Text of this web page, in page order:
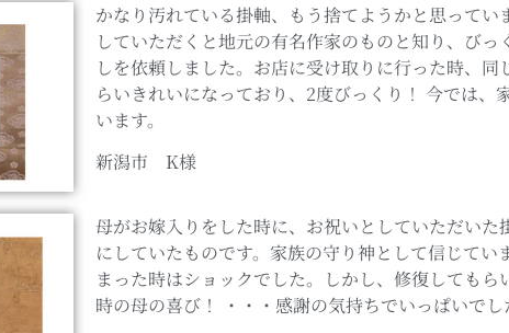
かなり汚れている掛軸、もう捨てようかと思ってい
していただくと地元の有名作家のものと知り、びっ
しを依頼しました。お店に受け取りに行った時、同
らいきれいになっており、2度びっくり！ 今では、
います。
新潟市 K様
母がお嫁入りをした時に、お祝いとしていただいた
にしていたものです。家族の守り神として信じてい
まった時はショックでした。しかし、修復してもら
時の母の喜び！ ・・・感謝の気持ちでいっぱいでし